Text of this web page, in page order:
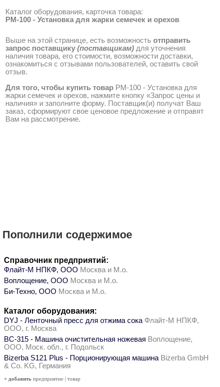
Каталог оборудования, карточка товара:
PM-100 - Установка для жарки семечек и орехов
Выше на этой странице, есть возможность отправить
запрос поставщику (поставщикам) для уточнения
наличия товара, его стоимости, возможности доставки,
ознакомиться с отзывами пользователей, оставить свой
отзыв.
Для того, чтобы купить товар PM-100 - Установка для
жарки семечек и орехов, нажмите кнопку «Запрос цены и
наличия» и заполните форму. Поставщик(и) получат Ваш
заказ, сформируют свое ценовое предложение и отправят
Вам на рассмотрение.
Пополнили содержимое
Справочник предприятий:
Флайт-М НПКФ, ООО Москва и М.о.
Воплощение, ООО Москва и М.о.
Би-Техно, ООО Москва и М.о.
Каталог оборудования:
DYJ - Ленточный пресс для отжима сока Флайт-М НПКФ,
ООО, г. Москва
ВС-315 - Машина очистительная ножевая Воплощение,
ООО, Моск. обл., г. Подольск
Bizerba S121 Plus - Порционирующая машина Bizerba GmbH
& Co. KG, Германия
+ добавить предприятие | товар